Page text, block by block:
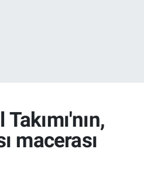
macerası